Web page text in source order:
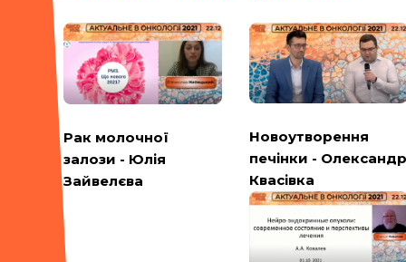
Рак молочної
залози - Юлія
Зайвелєва
Новоутворення
печінки - Олександр
Квасівка